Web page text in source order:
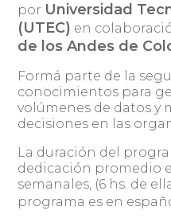
por Universidad
(UTEC) en
de los Andes de
Formá parte de la
conocimientos para
volúmenes de datos y
decisiones en las
La duración del
dedicación promedio
semanales, (6 hs. de
programa es en